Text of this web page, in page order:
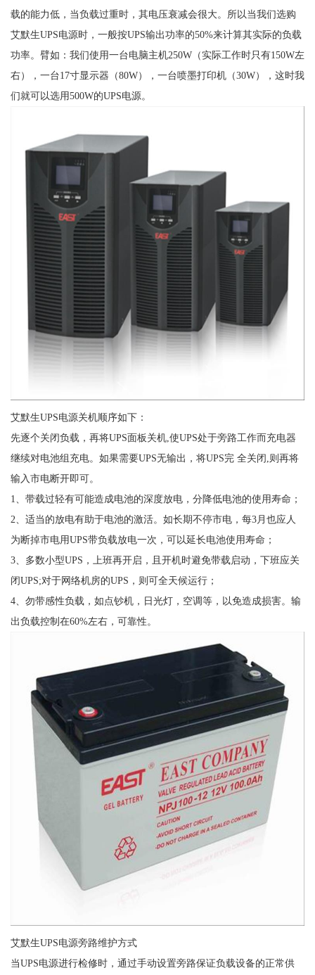
载的能力低，当负载过重时，其电压衰减会很大。所以当我们选购
艾默生UPS电源时，一般按UPS输出功率的50%来计算其实际的负载
功率。臂如：我们使用一台电脑主机250W（实际工作时只有150W左
右），一台17寸显示器（80W），一台喷墨打印机（30W），这时我
们就可以选用500W的UPS电源。
艾默生UPS电源关机顺序如下：
先逐个关闭负载，再将UPS面板关机,使UPS处于旁路工作而充电器
继续对电池组充电。如果需要UPS无输出，将UPS完 全关闭,则再将
输入市电断开即可。
1、带载过轻有可能造成电池的深度放电，分降低电池的使用寿命；
2、适当的放电有助于电池的激活。如长期不停市电，每3月也应人
为断掉市电用UPS带负载放电一次，可以延长电池使用寿命；
3、多数小型UPS，上班再开启，且开机时避免带载启动，下班应关
闭UPS;对于网络机房的UPS，则可全天候运行；
4、勿带感性负载，如点钞机，日光灯，空调等，以免造成损害。输
出负载控制在60%左右，可靠性。
艾默生UPS电源旁路维护方式
当UPS电源进行检修时，通过手动设置旁路保证负载设备的正常供